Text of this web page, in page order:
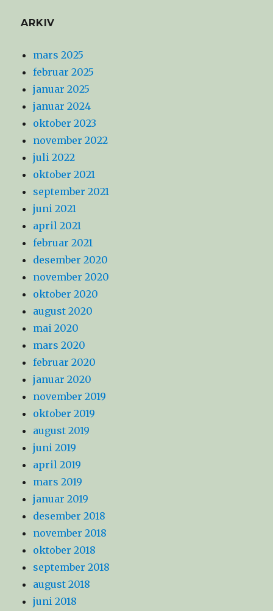
ARKIV
mars 2025
februar 2025
januar 2025
januar 2024
oktober 2023
november 2022
juli 2022
oktober 2021
september 2021
juni 2021
april 2021
februar 2021
desember 2020
november 2020
oktober 2020
august 2020
mai 2020
mars 2020
februar 2020
januar 2020
november 2019
oktober 2019
august 2019
juni 2019
april 2019
mars 2019
januar 2019
desember 2018
november 2018
oktober 2018
september 2018
august 2018
juni 2018